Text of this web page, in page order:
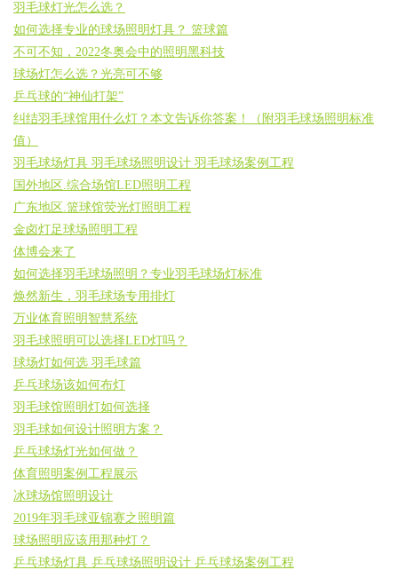
羽毛球灯光怎么选？
如何选择专业的球场照明灯具？ 篮球篇
不可不知，2022冬奥会中的照明黑科技
球场灯怎么选？光亮可不够
乒乓球的“神仙打架”
纠结羽毛球馆用什么灯？本文告诉你答案！（附羽毛球场照明标准
值）
羽毛球场灯具 羽毛球场照明设计 羽毛球场案例工程
国外地区.综合场馆LED照明工程
广东地区.篮球馆荧光灯照明工程
金卤灯足球场照明工程
体博会来了
如何选择羽毛球场照明？专业羽毛球场灯标准
焕然新生，羽毛球场专用排灯
万业体育照明智慧系统
羽毛球照明可以选择LED灯吗？
球场灯如何选 羽毛球篇
乒乓球场该如何布灯
羽毛球馆照明灯如何选择
羽毛球如何设计照明方案？
乒乓球场灯光如何做？
体育照明案例工程展示
冰球场馆照明设计
2019年羽毛球亚锦赛之照明篇
球场照明应该用那种灯？
乒乓球场灯具 乒乓球场照明设计 乒乓球场案例工程